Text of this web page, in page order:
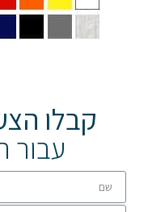
קבלו
עבור